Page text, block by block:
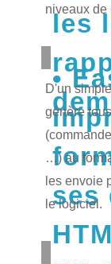
les
niveaux de
ses
D'un
génère
…) au
les envoie
le logiciel.